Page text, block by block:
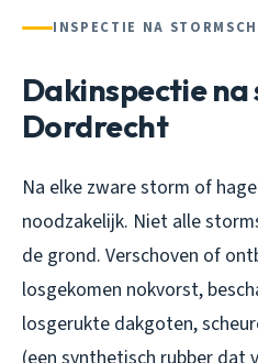
INSPECTIE NA
Dakinspectie
Dordrecht
Na elke zware storm of
noodzakelijk. Niet alle
de grond. Verschoven of
losgekomen nokvorst,
losgerukte dakgoten,